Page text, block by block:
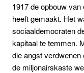
1917 de opbouw
heeft gemaakt. Het
sociaaldemocraten
kapitaal te temmen.
die angst
de miljonairskaste